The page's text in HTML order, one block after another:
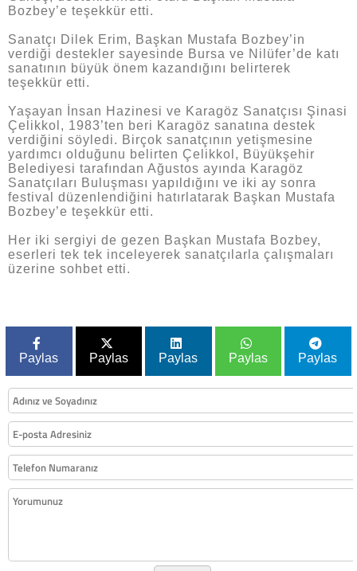
Bozbey’e teşekkür etti.
Sanatçı Dilek Erim, Başkan Mustafa Bozbey’in
verdiği destekler sayesinde Bursa ve Nilüfer’de katı
sanatının büyük önem kazandığını belirterek
teşekkür etti.
Yaşayan İnsan Hazinesi ve Karagöz Sanatçısı Şinasi
Çelikkol, 1983’ten beri Karagöz sanatına destek
verdiğini söyledi. Birçok sanatçının yetişmesine
yardımcı olduğunu belirten Çelikkol, Büyükşehir
Belediyesi tarafından Ağustos ayında Karagöz
Sanatçıları Buluşması yapıldığını ve iki ay sonra
festival düzenlendiğini hatırlatarak Başkan Mustafa
Bozbey’e teşekkür etti.
Her iki sergiyi de gezen Başkan Mustafa Bozbey,
eserleri tek tek inceleyerek sanatçılarla çalışmaları
üzerine sohbet etti.
Paylas Paylas Paylas Paylas Paylas